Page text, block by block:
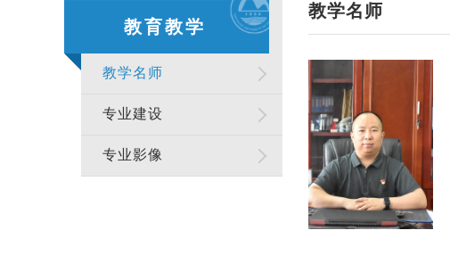
教育教学
教学名师
专业建设
专业影像
教学名师